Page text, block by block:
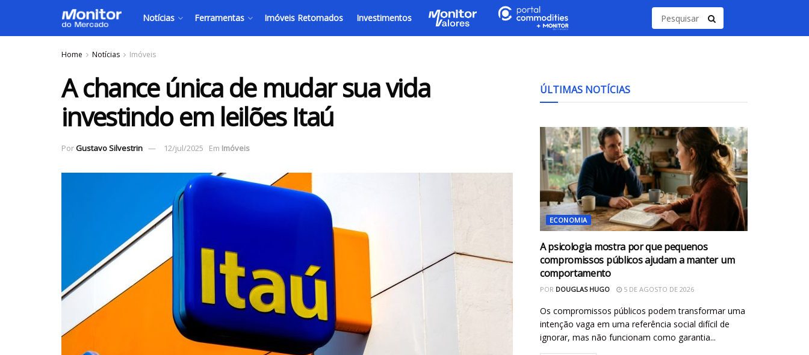
Notícias Ferramentas Imóveis Retomados Investimentos
Home Notícias Imóveis
A chance única de mudar sua vida
investindo em leilões Itaú
PorGustavo Silvestrin 12/jul/2025 Em Imóveis
ÚLTIMAS NOTÍCIAS
ECONOMIA
A psicologia mostra por que pequenos
compromissos públicos ajudam a manter um
comportamento
POR DOUGLAS HUGO 5 DE AGOSTO DE 2026
Os compromissos públicos podem transformar uma
intenção vaga em uma referência social difícil de
ignorar, mas não funcionam como garantia...